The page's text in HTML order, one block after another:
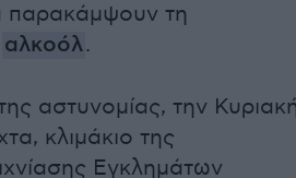
παρακάμψουν τη
αλκοόλ.
αστυνομίας, την
κλιμάκιο της
Εγκλημάτων